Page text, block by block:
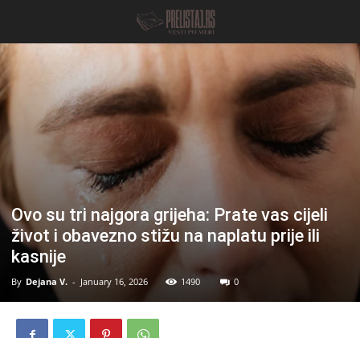
Ovo su tri najgora grijeha: Prate vas cijeli
život i obavezno stižu na naplatu prije ili
kasnije
By Dejana V. - January 16, 2026 1490 0